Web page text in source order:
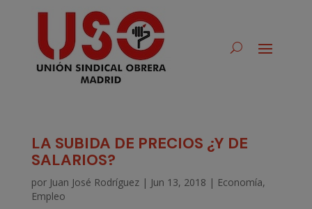
LA SUBIDA DE PRECIOS ¿Y DE
SALARIOS?
por Juan José Rodríguez| Jun 13, 2018 | Economía,
Empleo